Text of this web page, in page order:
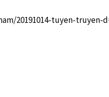
20191014-tuyen-truyen-